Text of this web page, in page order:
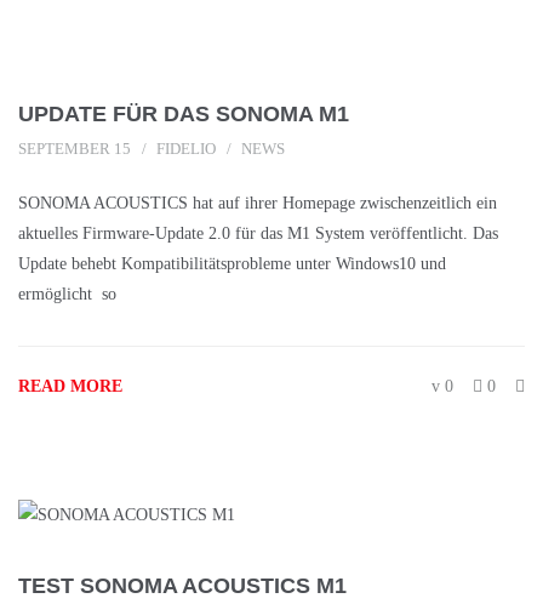
UPDATE FÜR DAS SONOMA M1
SEPTEMBER 15 FIDELIO NEWS
SONOMA ACOUSTICS hat auf ihrer Homepage zwischenzeitlich ein
aktuelles Firmware-Update 2.0 für das M1 System veröffentlicht. Das
Update behebt Kompatibilitätsprobleme unter Windows10 und
ermöglicht so
READ MORE 0 0
TEST SONOMA ACOUSTICS M1